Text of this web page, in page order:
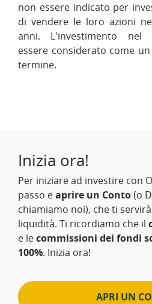
non essere indicato per
di vendere le loro azioni
anni. L'investimento nel
essere considerato come
termine.
Inizia ora!
Per iniziare ad investire con
passo eaprire un Conto(o
chiamiamo noi), che ti
liquidità. Ti ricordiamo che il
e lecommissioni dei fondi
100%. Inizia ora!
APRI UN